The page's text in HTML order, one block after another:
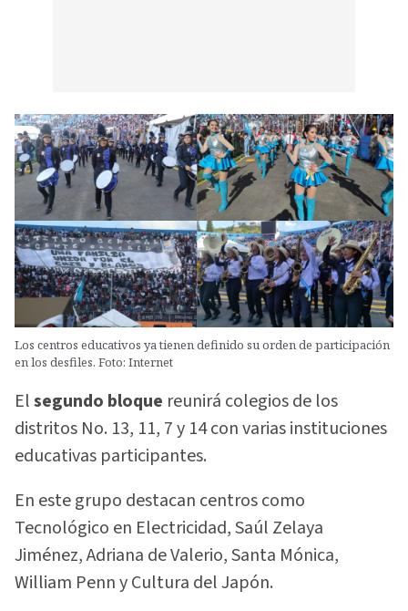
Los centros educativos ya tienen definido su orden de participación
en los desfiles. Foto: Internet
Elsegundo bloque reunirá colegios de los
distritos No. 13, 11, 7 y 14 con varias instituciones
educativas participantes.
En este grupo destacan centros como
Tecnológico en Electricidad, Saúl Zelaya
Jiménez, Adriana de Valerio, Santa Mónica,
William Penn y Cultura del Japón.